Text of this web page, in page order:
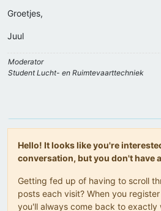
Groetjes,
Juul
Moderator
Student Lucht- en Ruimtevaarttechniek
Hello! It looks like you're
conversation, but you don't have
Getting fed up of having to scroll
posts each visit? When you
you'll always come back to exactly